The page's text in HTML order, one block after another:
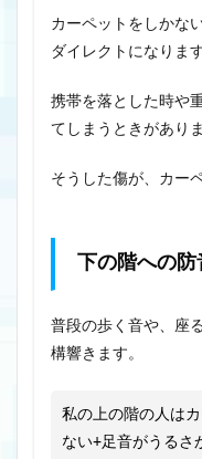
カーペットをしかな
ダイレクトになります
携帯を落とした時や
てしまうときがありま
そうした傷が、カー
下の階への
普段の歩く音や、座
構響きます。
私の上の階の人は
ない+足音がうるさ